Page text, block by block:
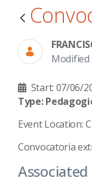
Modified
Start: 07/06/
Type:
Event Location:
Convocatoria